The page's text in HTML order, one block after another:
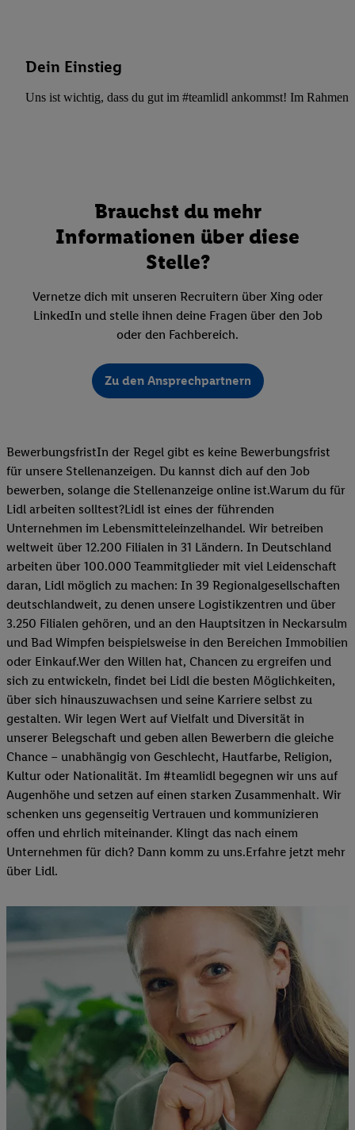
Dein Einstieg
Uns ist wichtig, dass du gut im #teamlidl ankommst! Im Rahmen
Brauchst du mehr
Informationen über diese
Stelle?
Vernetze dich mit unseren Recruitern über Xing oder
LinkedIn und stelle ihnen deine Fragen über den Job
oder den Fachbereich.
Zu den Ansprechpartnern
BewerbungsfristIn der Regel gibt es keine Bewerbungsfrist
für unsere Stellenanzeigen. Du kannst dich auf den Job
bewerben, solange die Stellenanzeige online ist.Warum du für
Lidl arbeiten solltest?Lidl ist eines der führenden
Unternehmen im Lebensmitteleinzelhandel. Wir betreiben
weltweit über 12.200 Filialen in 31 Ländern. In Deutschland
arbeiten über 100.000 Teammitglieder mit viel Leidenschaft
daran, Lidl möglich zu machen: In 39 Regionalgesellschaften
deutschlandweit, zu denen unsere Logistikzentren und über
3.250 Filialen gehören, und an den Hauptsitzen in Neckarsulm
und Bad Wimpfen beispielsweise in den Bereichen Immobilien
oder Einkauf.Wer den Willen hat, Chancen zu ergreifen und
sich zu entwickeln, findet bei Lidl die besten Möglichkeiten,
über sich hinauszuwachsen und seine Karriere selbst zu
gestalten. Wir legen Wert auf Vielfalt und Diversität in
unserer Belegschaft und geben allen Bewerbern die gleiche
Chance – unabhängig von Geschlecht, Hautfarbe, Religion,
Kultur oder Nationalität. Im #teamlidl begegnen wir uns auf
Augenhöhe und setzen auf einen starken Zusammenhalt. Wir
schenken uns gegenseitig Vertrauen und kommunizieren
offen und ehrlich miteinander. Klingt das nach einem
Unternehmen für dich? Dann komm zu uns.​Erfahre jetzt mehr
über Lidl.